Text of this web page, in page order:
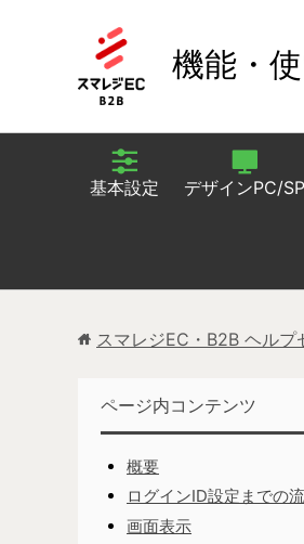
機能・
基本設定 デザインPC/SP
スマレジEC・B2B ヘルプ
ページ内コンテンツ
概要
ログインID設定までの
画面表示